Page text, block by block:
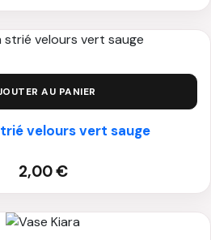
AU PANIER
velours vert sauge
2,00€